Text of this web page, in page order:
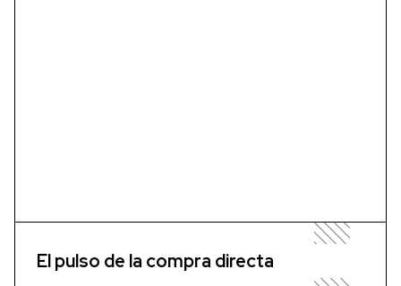
El pulso de la compra directa